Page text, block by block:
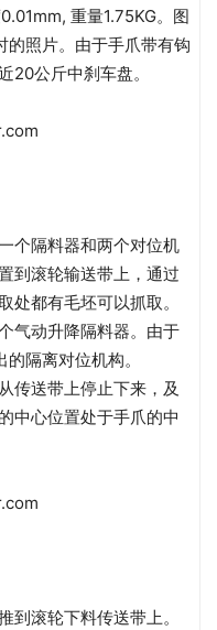
重量1.75KG。图
的照片。由于手爪带有钩
20公斤中刹车盘。
个隔料器和两个对位机
到滚轮输送带上，通过
处都有毛坯可以抓取。
气动升降隔料器。由于
隔离对位机构。
传送带上停止下来，及
中心位置处于手爪的中
到滚轮下料传送带上。